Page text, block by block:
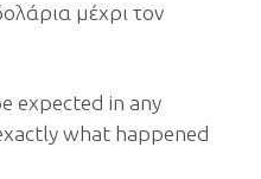
μέχρι τον
expected in any
what happened